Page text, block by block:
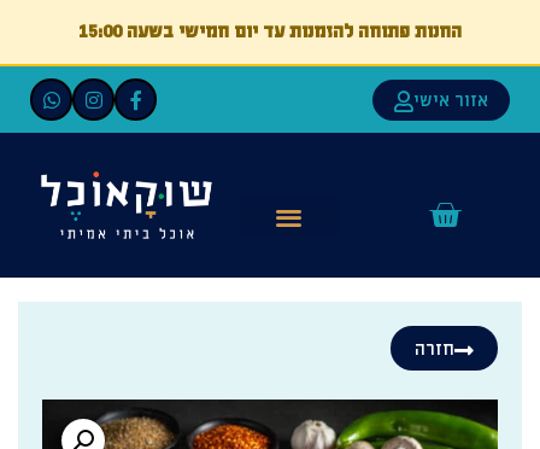
החנות פתוחה להזמנות עד יום חמישי בשעה 15:00
אזור אישי
חזרה